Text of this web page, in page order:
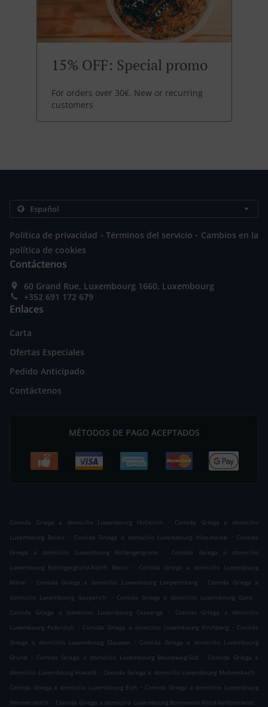
15% OFF: Special promo
For orders over 30€. New or recurring
customers
Política de privacidad . Términos del servicio . Cambios en la
política de cookies
Contáctenos
60 Grand Rue, Luxembourg 1660, Luxembourg
+352 691 172 679
Enlaces
Carta
Ofertas Especiales
Pedido Anticipado
Contáctenos
MÉTODOS DE PAGO ACEPTADOS
Comida Griega a domicilio Luxembourg Hollerich .
Comida Griega a domicilio
Luxembourg Belair . Comida Griega a domicilio Luxembourg Ville-Haute . Comida
Griega a domicilio Luxembourg Rollengergronn
.
Comida Griega a domicilio
Luxembourg Rollingergrund-North Belair
. Comida Griega a domicilio Luxembourg
Märel
. Comida Griega a domicilio Luxembourg Limpertsberg . Comida Griega a
domicilio Luxembourg Gasperich
. Comida Griega a domicilio Luxembourg Gare
.
Comida Griega a domicilio Luxembourg Cessange
.
Comida Griega a domicilio
Luxembourg Pafendall . Comida Griega a domicilio Luxembourg Kirchberg . Comida
Griega a domicilio Luxembourg Clausen
. Comida Griega a domicilio Luxembourg
Grund
. Comida Griega a domicilio Luxembourg Bouneweg-Süd . Comida Griega a
domicilio Luxembourg Howald . Comida Griega a domicilio Luxembourg Muhlenbach .
Comida Griega a domicilio Luxembourg Eich . Comida Griega a domicilio Luxembourg
Weimerskirch . Comida Griega a domicilio Luxembourg Bonnevoie-Nord-Verlorenkost .